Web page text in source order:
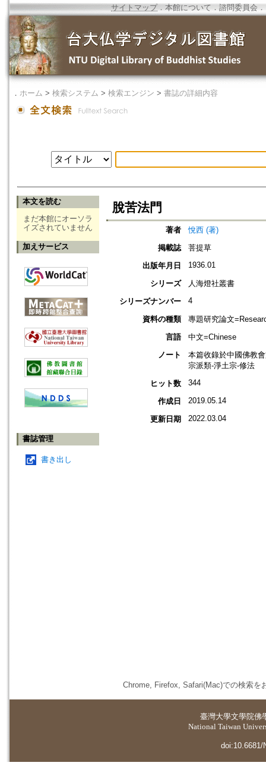
サイトマップ．本館について ． 諮問委員会 ．
． ホーム > 検索システム > 検索エンジン > 書誌の詳細内容
本文を読む
まだ本館にオーソラ
イズされていません
加えサービス
書誌管理
書き出し
脫苦法門
著者
悅西 (著)
掲載誌
菩提草
出版年月日
1936.01
シリーズ
人海燈社叢書
シリーズナンバー
4
資料の種類
專題研究論文
言語
中文=Chinese
ノート
本篇收錄於中國佛教
宗派類-淨土宗-修法
ヒット数
344
作成日 2019.05.14
更新日期 2022.03.04
Chrome, Firefox, Safari(Mac)での検索を
臺灣大學文學院佛
National Taiwan
doi:10.6681/